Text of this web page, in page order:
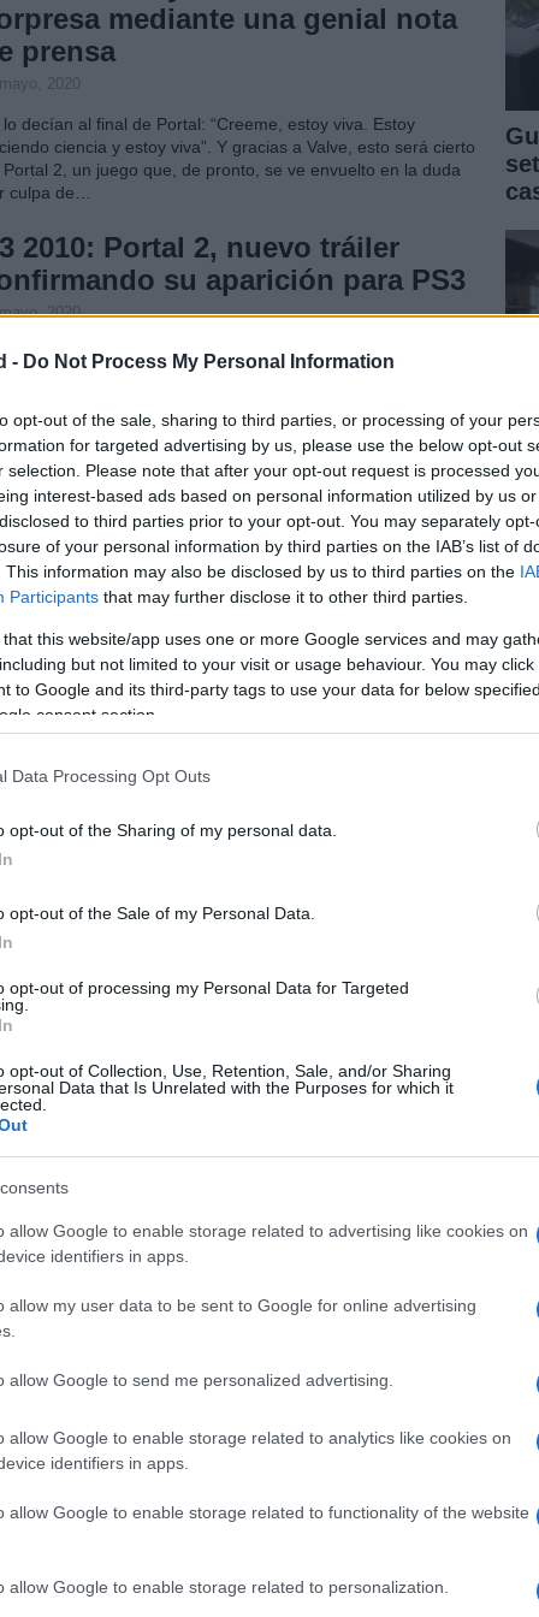
- Do Not Process My Personal Information
opt-out of the sale, sharing to third parties, or processing of your
for targeted advertising by us, please use the below opt-out
selection. Please note that after your opt-out request is processed
interest-based ads based on personal information utilized by us
to third parties prior to your opt-out. You may separately
of your personal information by third parties on the IAB’s list of
This information may also be disclosed by us to third parties on the
Participants that may further disclose it to other third parties.
that this website/app uses one or more Google services and may
but not limited to your visit or usage behaviour. You may
to Google and its third-party tags to use your data for below
consent section.
Data Processing Opt Outs
opt-out of the Sharing of my personal data.
opt-out of the Sale of my Personal Data.
opt-out of processing my Personal Data for Targeted
opt-out of Collection, Use, Retention, Sale, and/or Sharing
Data that Is Unrelated with the Purposes for which it
allow Google to enable storage related to advertising like cookies on
identifiers in apps.
allow my user data to be sent to Google for online advertising
allow Google to send me personalized advertising.
allow Google to enable storage related to analytics like cookies on
identifiers in apps.
allow Google to enable storage related to functionality of the website
allow Google to enable storage related to personalization.
mediante una genial nota
prensa
2020
lo decían al final de Portal: “Creeme, estoy viva. Estoy
ciencia y estoy viva”. Y gracias a Valve, esto será cierto
Portal 2, un juego que, de pronto, se ve envuelto en la duda
culpa de…
2010: Portal 2, nuevo tráiler
su aparición para PS3
2020
de Sony fue sin duda algo floja. Muy larga, muy
en el Move y con pocos anuncios de los que no
la confirmación de Portal 2…
2010: Portal 2, nuevos vídeos del
de GLaDoS
2020
porque habrá una segunda oportunidad de comer
jugado a Portal sabrán de lo que estamos hablando. Y es
es difícil, al dejar el teclado y…
2: nuevos vídeos de la demo,
de ese memorable momento WTF con Gabe Newell que
lugar durante la conferencia de Sony, la expectación por
sorpresas!
2020
pues ahora sí que ya podemos dar por muy finalizado el
A pesar de que aún sigan saliendo vídeos y se hable, en plan
de las reuniones a puerta cerrada de Nintendo (¿es que
shooter y juegos de acción
PC: los próximos lanzamientos
2010 y 2011 en vídeo
2020
usuario de youtube con tiempo libre ha ensamblado un jugoso
se avecinan en lo que queda de 2010 y principios de 2011,
2010: Portal 2, vídeo del
Sus intrincados puzzles, su carismático villano, su